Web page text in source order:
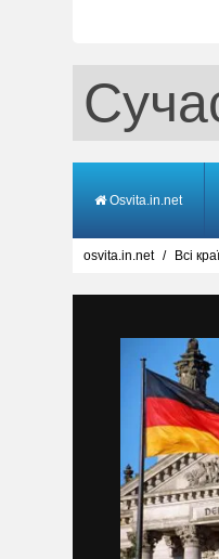
Osvita.in.net
osvita.in.net Всі